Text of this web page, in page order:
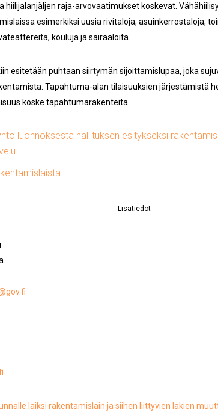
hiilijalanjäljen raja-arvovaatimukset koskevat.
esimerkiksi uusia rivitaloja, asuinkerrostaloja,
kouluja ja sairaaloita.
esitetään puhtaan siirtymän sijoittamislupaa, joka
Tapahtuma-alan tilaisuuksien järjestämistä
koske tapahtumarakenteita.
luonnoksesta hallituksen esitykseksi
Lisätiedot
laiksi rakentamislain ja siihen liittyvien lakien